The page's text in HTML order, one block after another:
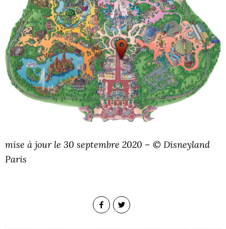
mise à jour le 30 septembre 2020 – © Disneyland
Paris